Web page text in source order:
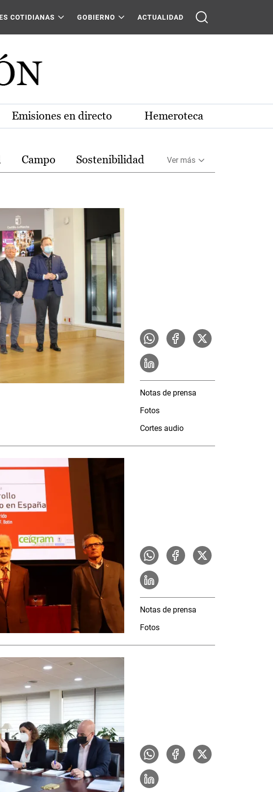
COTIDIANAS GOBIERNO ACTUALIDAD
Emisiones en directo Hemeroteca
Campo Sostenibilidad Ver más
Notas de prensa
Fotos
Cortes audio
Notas de prensa
Fotos